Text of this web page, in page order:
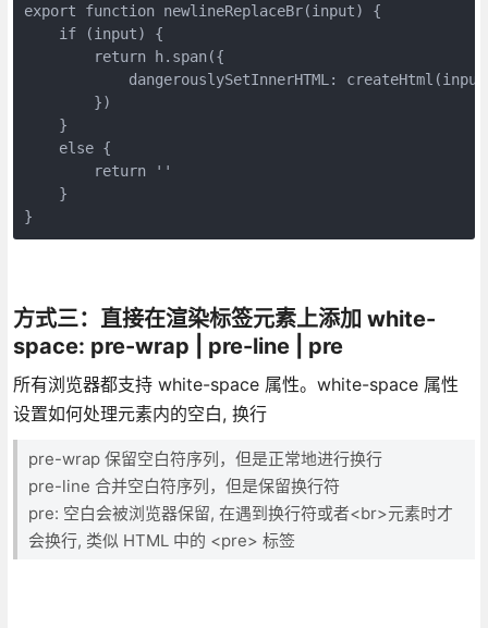
export function newlineReplaceBr(input) {
    if (input) {
        return h.span({
dangerouslySetInnerHTML:
        })
    }
    else {
        return ''
    }
}
方式三：直接在渲染标签元素上添加 white-
space: pre-wrap | pre-line | pre
所有浏览器都支持 white-space 属性。white-space 属性
设置如何处理元素内的空白, 换行
pre-wrap 保留空白符序列，但是正常地进行换行
pre-line 合并空白符序列，但是保留换行符
pre: 空白会被浏览器保留, 在遇到换行符或者<br>元素时才
会换行, 类似 HTML 中的 <pre> 标签